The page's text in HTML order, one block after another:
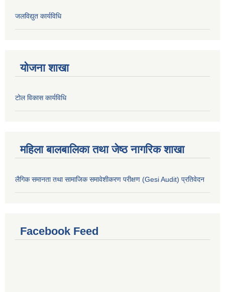
जलविद्युत कार्यविधि
योजना शाखा
टोल विकास कार्यविधि
महिला बालबालिका तथा जेष्ठ नागरिक शाखा
लैगिक समानता तथा सामाजिक समावेशीकरण परीक्षण (Gesi Audit) प्रतिवेदन
Facebook Feed